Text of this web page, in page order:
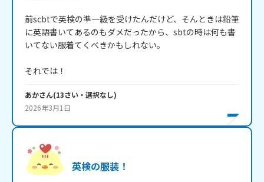
前scbtで英検の準一級を受けたんだけど、そんときは鉛筆
に英語書いてあるのもダメだったから、sbtの時は何も書
いてない服着てくべきかもしれない。
それでは！
あかさん(13さい・ 選択なし)
2026年3月1日
英検の服装！